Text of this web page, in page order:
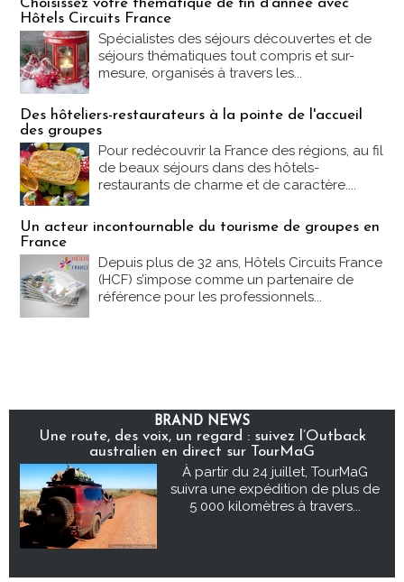
Choisissez votre thématique de fin d'année avec
Hôtels Circuits France
Spécialistes des séjours découvertes et de
séjours thématiques tout compris et sur-
mesure, organisés à travers les...
Des hôteliers-restaurateurs à la pointe de l'accueil
des groupes
Pour redécouvrir la France des régions, au fil
de beaux séjours dans des hôtels-
restaurants de charme et de caractère....
Un acteur incontournable du tourisme de groupes en
France
Depuis plus de 32 ans, Hôtels Circuits France
(HCF) s’impose comme un partenaire de
référence pour les professionnels...
BRAND NEWS
Une route, des voix, un regard : suivez l’Outback
australien en direct sur TourMaG
À partir du 24 juillet, TourMaG
suivra une expédition de plus de
5 000 kilomètres à travers...